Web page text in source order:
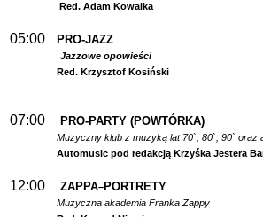
Red. Adam Kowalka
05:00 PRO-JAZZ
Jazzowe opowieści
Red. Krzysztof Kosiński
07:00 PRO-PARTY (POWTÓRKA)
Muzyczny klub z muzyką lat 70`, 80`, 90` oraz
Automusic pod redakcją Krzyśka Jestera
12:00 ZAPPA–PORTRETY
Muzyczna akademia Franka Zappy